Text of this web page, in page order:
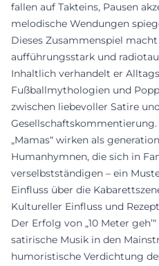
fallen auf Takteins, Pausen
melodische Wendungen
Dieses Zusammenspiel
aufführungsstark und
Inhaltlich verhandelt er
Fußballmythologien und
zwischen liebevoller Satire
Gesellschaftskommentierung.
„Mamas“ wirken als
Humanhymnen, die sich in
verselbstständigen – ein
Einfluss über die
Kultureller Einfluss und
Der Erfolg von „10 Meter
satirische Musik in den
humoristische Verdichtung